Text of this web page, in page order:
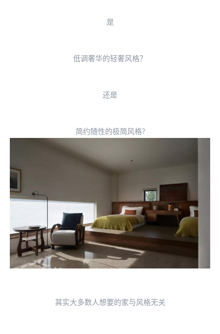
是
低调奢华的轻奢风格？
还是
简约随性的极简风格?
其实大多数人想要的家与风格无关